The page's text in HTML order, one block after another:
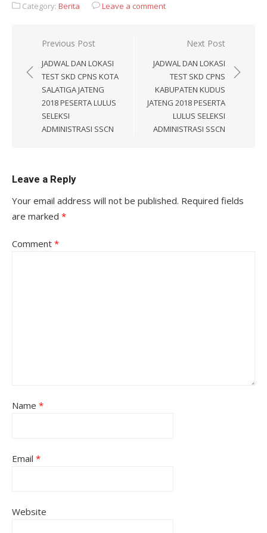
Category: Berita Leave a comment
Post
navigation
Previous Post
JADWAL DAN LOKASI
TEST SKD CPNS KOTA
SALATIGA JATENG
2018 PESERTA LULUS
SELEKSI
ADMINISTRASI SSCN
Next Post
JADWAL DAN LOKASI
TEST SKD CPNS
KABUPATEN KUDUS
JATENG 2018 PESERTA
LULUS SELEKSI
ADMINISTRASI SSCN
Leave a Reply
Your email address will not be published. Required fields
are marked *
Comment *
Name *
Email *
Website